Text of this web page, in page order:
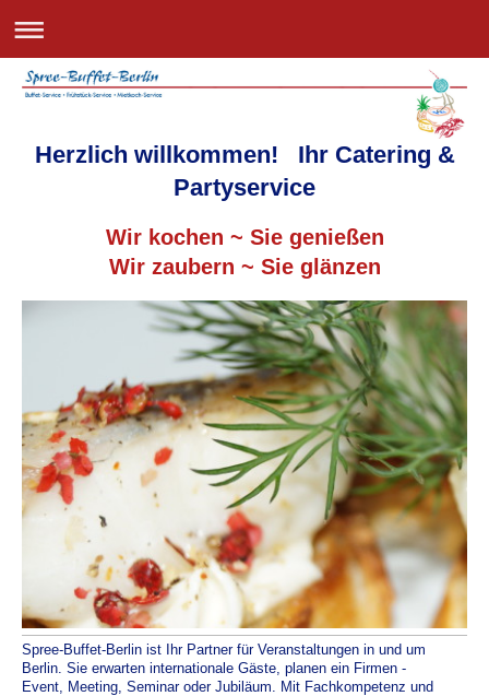
Herzlich willkommen!
Ihr Catering &
Partyservice
Wir kochen ~ Sie genießen
Wir zaubern ~ Sie glänzen
Spree-Buffet-Berlin ist Ihr Partner für Veranstaltungen in und um
Berlin. Sie erwarten internationale Gäste, planen ein Firmen -
Event, Meeting, Seminar oder Jubiläum. Mit Fachkompetenz und